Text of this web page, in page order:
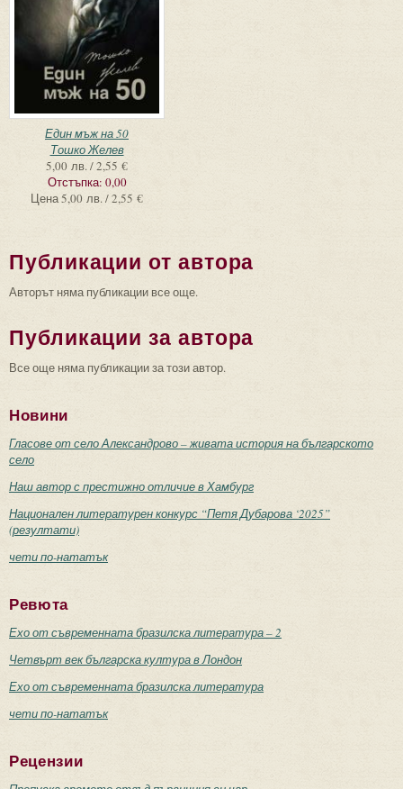
Един мъж на 50
Тошко Желев
5,00 лв. / 2,55 €
Отстъпка: 0,00
Цена5,00 лв. / 2,55 €
Публикации от автора
Авторът няма публикации все още.
Публикации за автора
Все още няма публикации за този автор.
Новини
Гласове от село Александрово – живата история на българското
село
Наш автор с престижно отличие в Хамбург
Национален литературен конкурс “Петя Дубарова ‘2025”
(резултати)
чети по-нататък
Ревюта
Ехо от съвременната бразилска литература – 2
Четвърт век българска култура в Лондон
Ехо от съвременната бразилска литература
чети по-нататък
Рецензии